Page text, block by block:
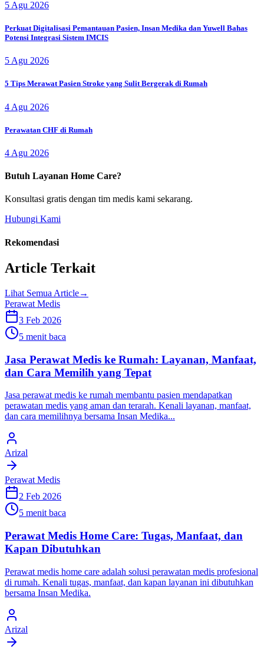
5 Agu 2026
Perkuat Digitalisasi Pemantauan Pasien, Insan Medika dan Yuwell Bahas
Potensi Integrasi Sistem IMCIS
5 Agu 2026
5 Tips Merawat Pasien Stroke yang Sulit Bergerak di Rumah
4 Agu 2026
Perawatan CHF di Rumah
4 Agu 2026
Butuh Layanan Home Care?
Konsultasi gratis dengan tim medis kami sekarang.
Hubungi Kami
Rekomendasi
Article Terkait
Lihat Semua Article→
Perawat Medis
3 Feb 2026
5 menit baca
Jasa Perawat Medis ke Rumah: Layanan, Manfaat,
dan Cara Memilih yang Tepat
Jasa perawat medis ke rumah membantu pasien mendapatkan
perawatan medis yang aman dan terarah. Kenali layanan, manfaat,
dan cara memilihnya bersama Insan Medika...
Arizal
Perawat Medis
2 Feb 2026
5 menit baca
Perawat Medis Home Care: Tugas, Manfaat, dan
Kapan Dibutuhkan
Perawat medis home care adalah solusi perawatan medis profesional
di rumah. Kenali tugas, manfaat, dan kapan layanan ini dibutuhkan
bersama Insan Medika.
Arizal